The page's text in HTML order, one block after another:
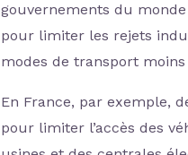
gouvernements du
pour limiter les rejets
modes de transport
En France, par exemple,
pour limiter l’accès des